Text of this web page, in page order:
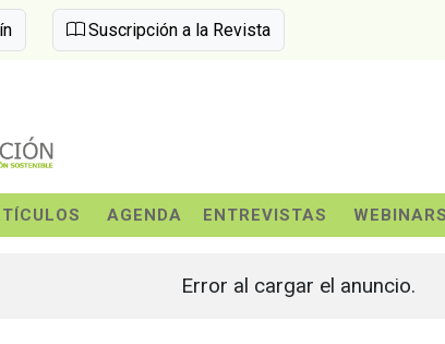
Suscripción a la Revista
AGENDA ENTREVISTAS WEBINARS
Error al cargar el anuncio.